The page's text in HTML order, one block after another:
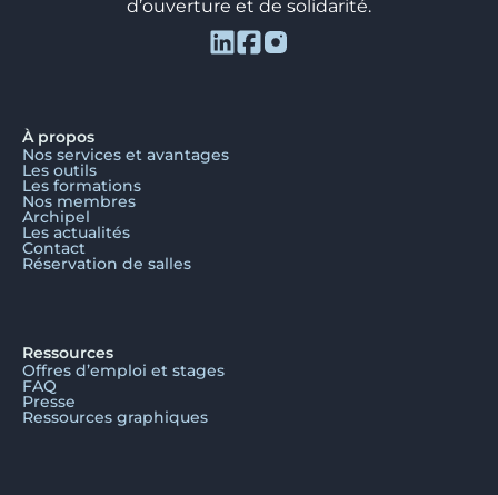
d’ouverture et de solidarité.
À propos
Nos services et avantages
Les outils
Les formations
Nos membres
Archipel
Les actualités
Contact
Réservation de salles
Ressources
Offres d’emploi et stages
FAQ
Presse
Ressources graphiques